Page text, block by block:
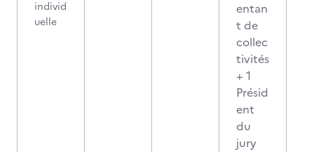
individ
uelle
entan
t de
collec
tivités
+ 1
Présid
ent
du
jury